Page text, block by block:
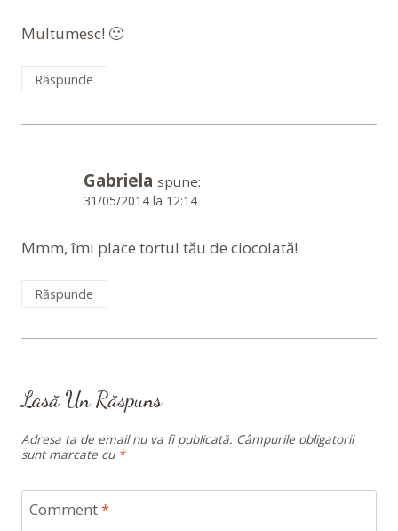
Multumesc! 🙂
Răspunde
Gabriela spune:
31/05/2014 la 12:14
Mmm, îmi place tortul tău de ciocolată!
Răspunde
Lasă Un Răspuns
Adresa ta de email nu va fi publicată. Câmpurile obligatorii
sunt marcate cu *
Comment*